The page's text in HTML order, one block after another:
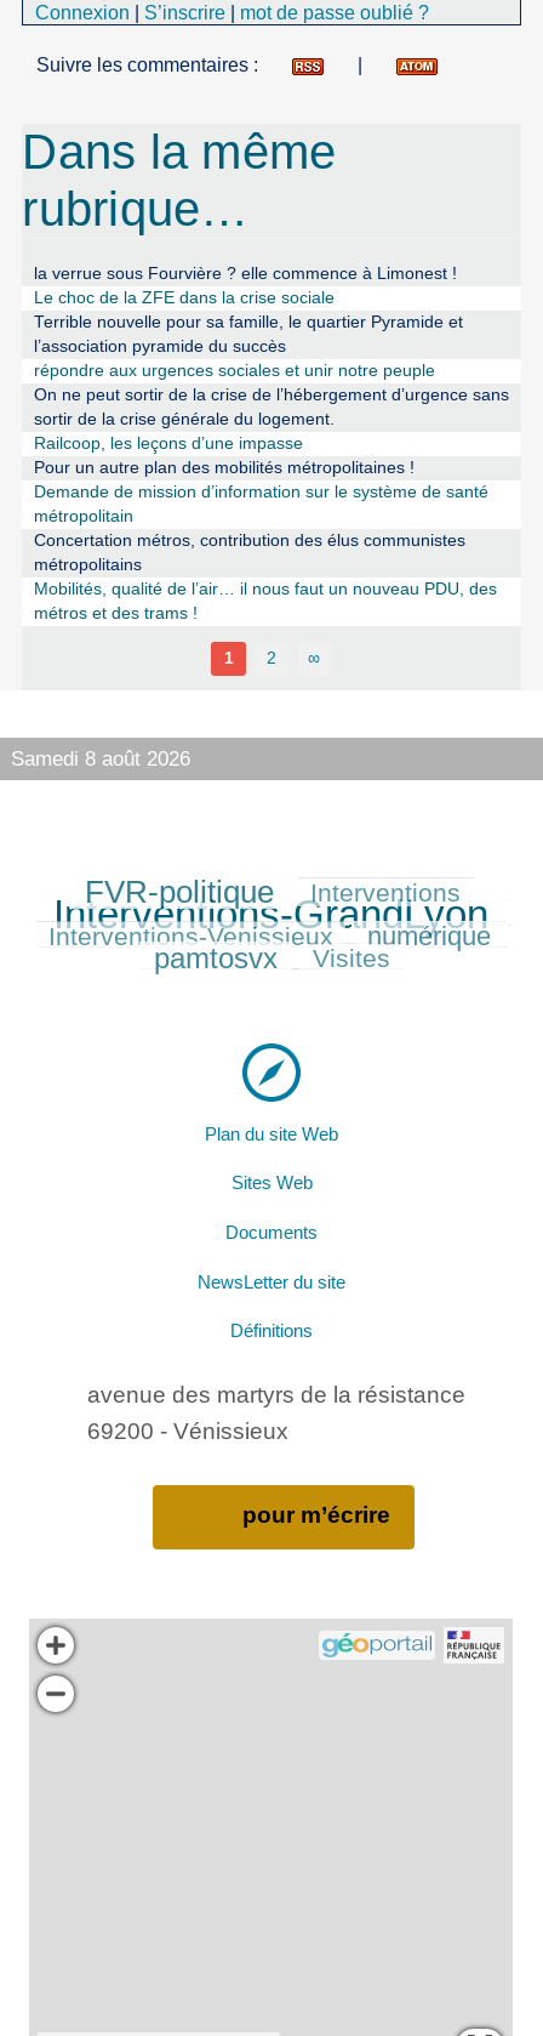
Connexion S’inscrire mot de passe oublié ?
Suivre les commentaires :
Dans la même
rubrique…
la verrue sous Fourvière ? elle commence à Limonest !
Le choc de la ZFE dans la crise sociale
Terrible nouvelle pour sa famille, le quartier Pyramide et
l’association pyramide du succès
répondre aux urgences sociales et unir notre peuple
On ne peut sortir de la crise de l’hébergement d’urgence sans
sortir de la crise générale du logement.
Railcoop, les leçons d’une impasse
Pour un autre plan des mobilités métropolitaines !
Demande de mission d’information sur le système de santé
métropolitain
Concertation métros, contribution des élus communistes
métropolitains
Mobilités, qualité de l’air… il nous faut un nouveau PDU, des
métros et des trams !
1 2 ∞
Samedi 8 août 2026
282/427FVR-politique
171/427 Interventions
427/427
Interventions-GrandLyon
158/427
Interventions-Venissieux
207/427 numérique
252/427
pamtosvx Visites
Plan du site Web
Sites Web
Documents
NewsLetter du site
Définitions
avenue des martyrs de la résistance
69200 - Vénissieux
pour m’écrire